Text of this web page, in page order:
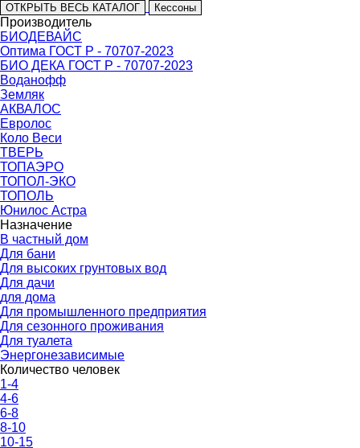
ОТКРЫТЬ ВЕСЬ КАТАЛОГ Кессоны
Производитель
БИОДЕВАЙС
Оптима ГОСТ Р - 70707-2023
БИО ДЕКА ГОСТ Р - 70707-2023
Воданофф
Земляк
АКВАЛОС
Евролос
Коло Веси
ТВЕРЬ
ТОПАЭРО
ТОПОЛ-ЭКО
ТОПОЛЬ
Юнилос Астра
Назначение
В частный дом
Для бани
Для высоких грунтовых вод
Для дачи
для дома
Для промышленного предприятия
Для сезонного проживания
Для туалета
Энергонезависимые
Количество человек
1-4
4-6
6-8
8-10
10-15